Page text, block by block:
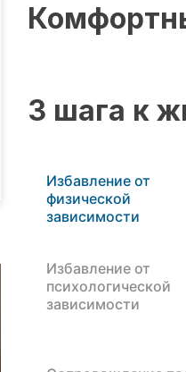
3 шага к
Избавление от
физической
зависимости
Избавление от
психологической
зависимости